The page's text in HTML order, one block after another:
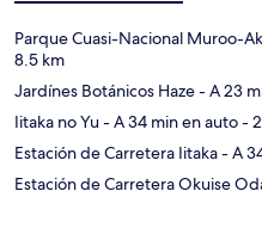
Parque Cuasi-Nacional Muroo-
8.5 km
Jardínes Botánicos Haze- A 23
Iitaka no Yu- A 34 min en auto-
Estación de Carretera Iitaka- A
Estación de Carretera Okuise